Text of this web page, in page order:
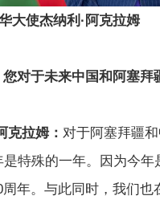
大使杰纳利·阿克拉姆
对于未来中国和阿塞拜
克拉姆： 对于阿塞拜疆
是特殊的一年。因为今年
年。与此同时，我们也